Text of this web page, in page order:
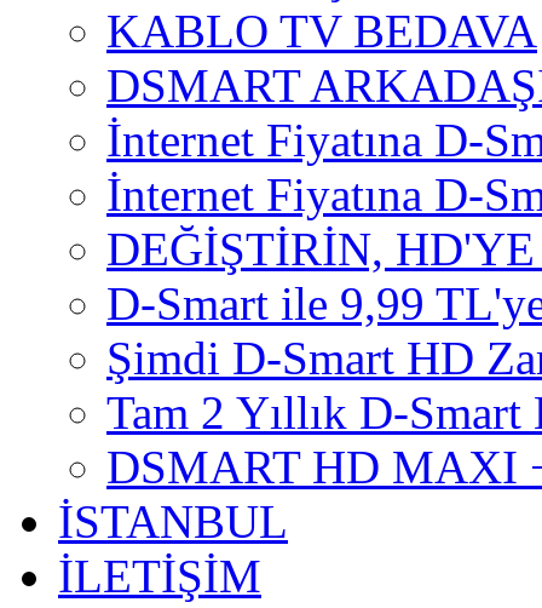
KABLO TV BEDAVA
DSMART
İnternet Fiyatına D-
İnternet Fiyatına D-
DEĞİŞTİRİN,
D-Smart ile 9,99 TL'ye
Şimdi D-Smart HD
Tam 2 Yıllık D-Smart
DSMART HD MAXI
İSTANBUL
İLETİŞİM